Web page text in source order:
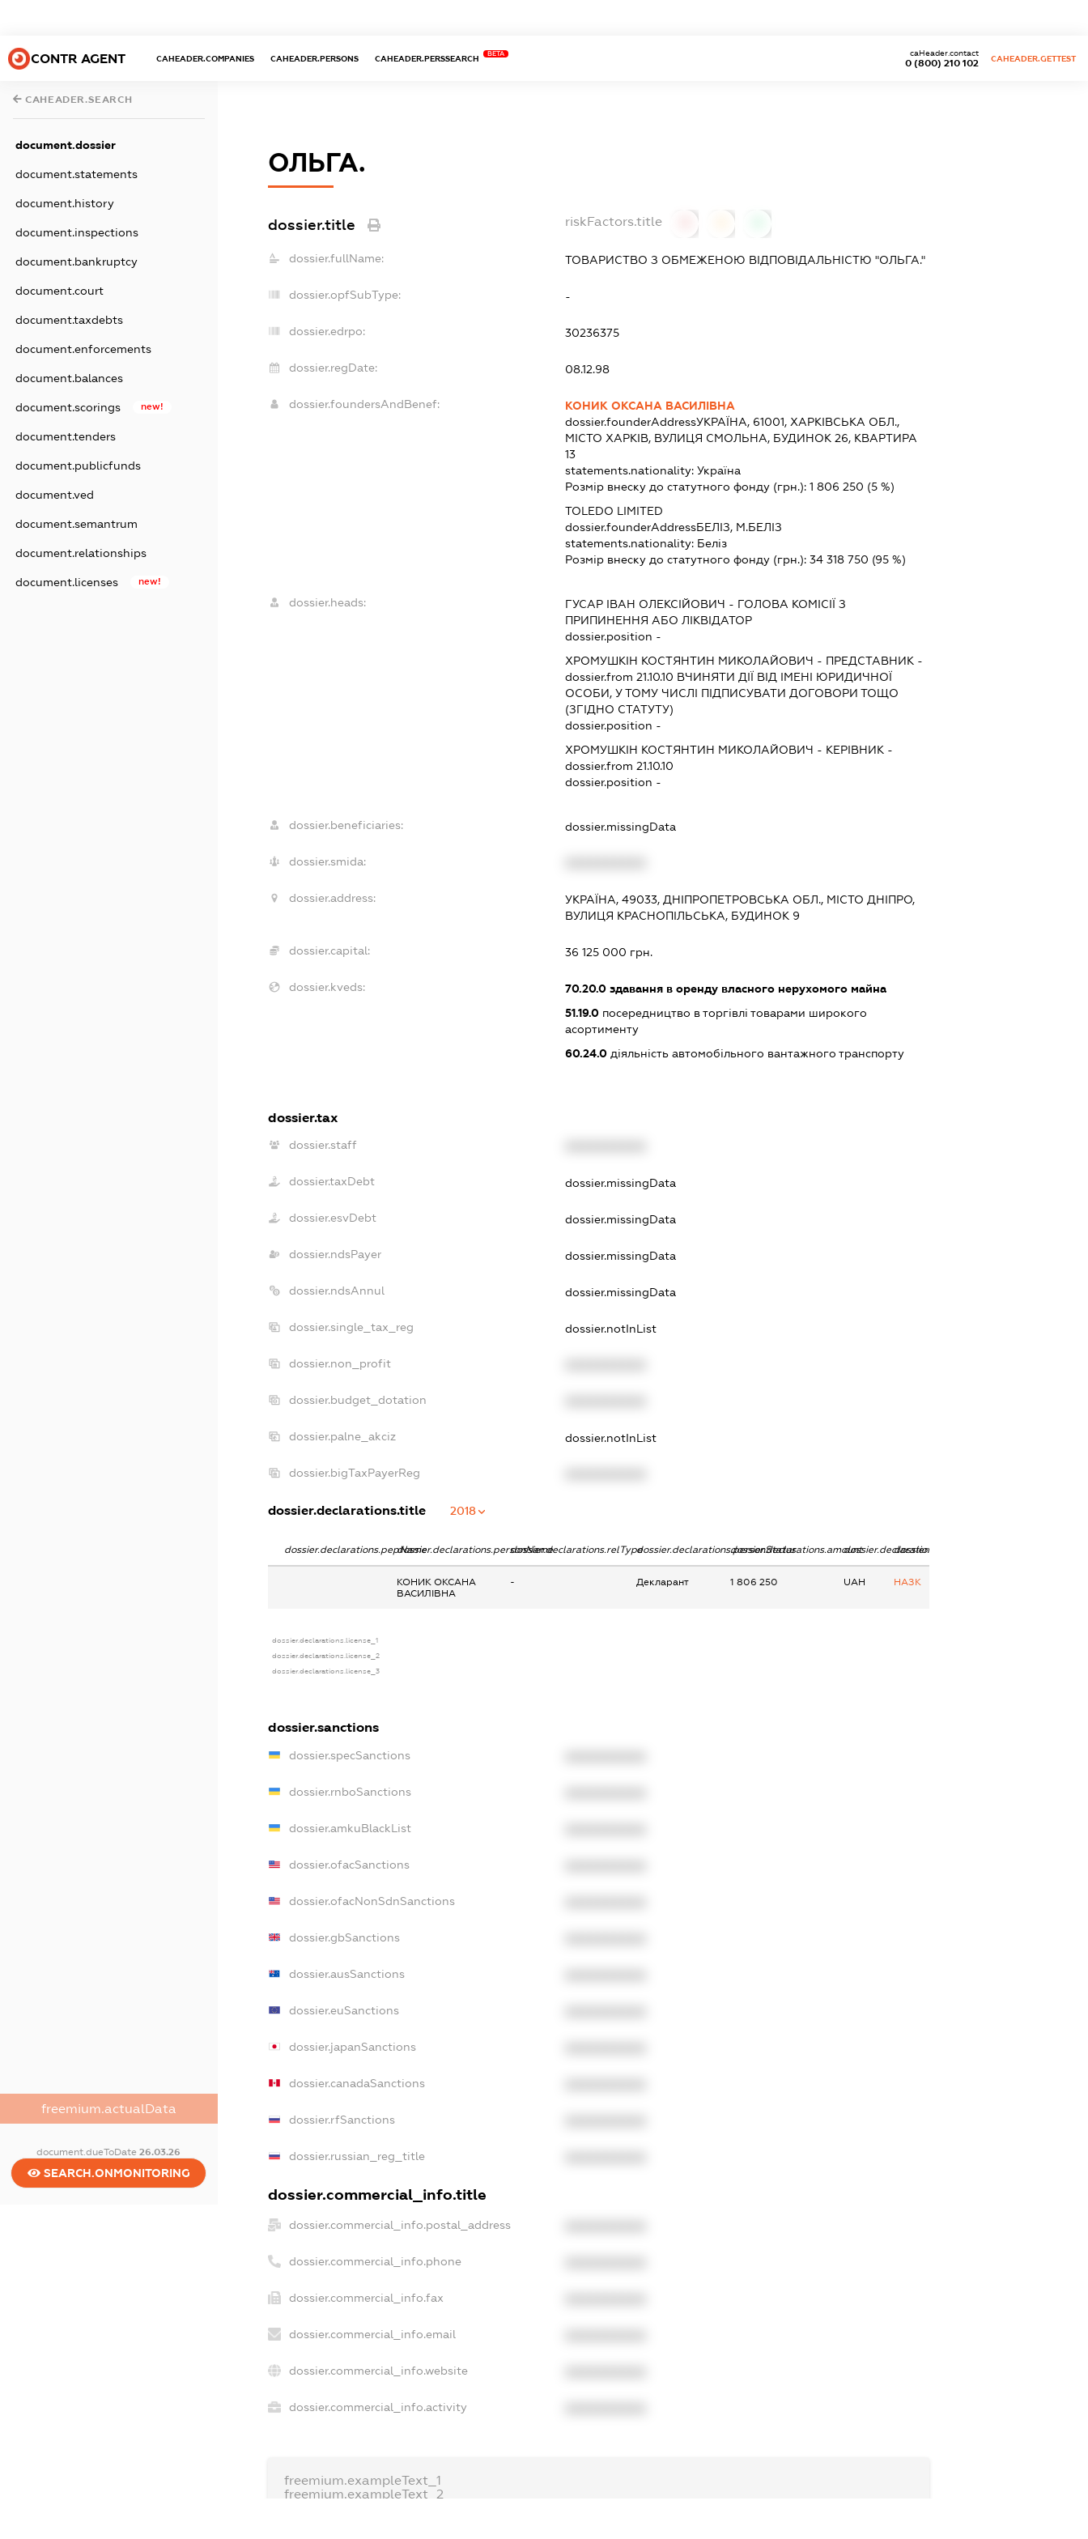
CONTR AGENT CAHEADER.COMPANIES CAHEADER.PERSONS CAHEADER.PERSSEARCH
BETA
0 (800) 210 102
caHeader.contact
CAHEADER.GETTEST
CAHEADER.SEARCH
document.dossier
document.statements
document.history
document.inspections
document.bankruptcy
document.court
document.taxdebts
document.enforcements
document.balances
document.scorings new!
document.tenders
document.publicfunds
document.ved
document.semantrum
document.relationships
document.licenses new!
freemium.actualData
document.dueToDate26.03.26
SEARCH.ONMONITORING
ОЛЬГА.
dossier.title riskFactors.title
dossier.fullName: ТОВАРИСТВО З ОБМЕЖЕНОЮ ВІДПОВІДАЛЬНІСТЮ "ОЛЬГА."
dossier.opfSubType: -
dossier.edrpo: 30236375
dossier.regDate: 08.12.98
dossier.foundersAndBenef:
КОНИК ОКСАНА ВАСИЛІВНА
dossier.founderAddressУКРАЇНА, 61001, ХАРКІВСЬКА ОБЛ.,
МІСТО ХАРКІВ, ВУЛИЦЯ СМОЛЬНА, БУДИНОК 26, КВАРТИРА
13
statements.nationality:Україна
Розмір внеску до статутного фонду (грн.):1 806 250 (5 %)
TOLEDO LIMITED
dossier.founderAddressБЕЛІЗ, М.БЕЛІЗ
statements.nationality: Беліз
Розмір внеску до статутного фонду (грн.):34 318 750 (95 %)
dossier.heads: ГУСАР ІВАН ОЛЕКСІЙОВИЧ - ГОЛОВА КОМІСІЇ З
ПРИПИНЕННЯ АБО ЛІКВІДАТОР
dossier.position -
ХРОМУШКІН КОСТЯНТИН МИКОЛАЙОВИЧ - ПРЕДСТАВНИК -
dossier.from 21.10.10 ВЧИНЯТИ ДІЇ ВІД ІМЕНІ ЮРИДИЧНОЇ
ОСОБИ, У ТОМУ ЧИСЛІ ПІДПИСУВАТИ ДОГОВОРИ ТОЩО
(ЗГІДНО СТАТУТУ)
dossier.position -
ХРОМУШКІН КОСТЯНТИН МИКОЛАЙОВИЧ - КЕРІВНИК -
dossier.from 21.10.10
dossier.position -
dossier.beneficiaries: dossier.missingData
dossier.smida:
dossier.address:
УКРАЇНА, 49033, ДНІПРОПЕТРОВСЬКА ОБЛ., МІСТО ДНІПРО,
ВУЛИЦЯ КРАСНОПІЛЬСЬКА, БУДИНОК 9
dossier.capital: 36 125 000 грн.
dossier.kveds: 70.20.0 здавання в оренду власного нерухомого майна
51.19.0 посередництво в торгівлі товарами широкого
асортименту
60.24.0 діяльність автомобільного вантажного транспорту
dossier.tax
dossier.staff
dossier.taxDebt dossier.missingData
dossier.esvDebt dossier.missingData
dossier.ndsPayer dossier.missingData
dossier.ndsAnnul dossier.missingData
dossier.single_tax_reg dossier.notInList
dossier.non_profit
dossier.budget_dotation
dossier.palne_akciz dossier.notInList
dossier.bigTaxPayerReg
dossier.declarations.title 2018
dossier.declarations.pepNamedossier.declarations.personNamedossier.declarations.relTypedossier.declarations.personStatusdossier.declarations.amountdossier.declarations.currency
dossier.declarations.source
КОНИК ОКСАНА
ВАСИЛІВНА
- Декларант 1 806 250 UAH НАЗК
dossier.declarations.license_1
dossier.declarations.license_2
dossier.declarations.license_3
dossier.sanctions
dossier.specSanctions
dossier.rnboSanctions
dossier.amkuBlackList
dossier.ofacSanctions
dossier.ofacNonSdnSanctions
dossier.gbSanctions
dossier.ausSanctions
dossier.euSanctions
dossier.japanSanctions
dossier.canadaSanctions
dossier.rfSanctions
dossier.russian_reg_title
dossier.commercial_info.title
dossier.commercial_info.postal_address
dossier.commercial_info.phone
dossier.commercial_info.fax
dossier.commercial_info.email
dossier.commercial_info.website
dossier.commercial_info.activity
freemium.exampleText_1
freemium.exampleText_2